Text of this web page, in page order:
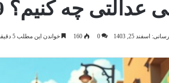
چه کنیم؟ 9 ترفند در ایران
اسفند 25, 1403 0
160 خواندن این مطلب 5 دقیقه زمان میبرد